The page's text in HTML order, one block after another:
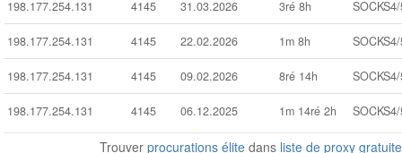
198.177.254.131 4145 31.03.2026 3ré 8h
198.177.254.131 4145 22.02.2026 1m 8h
198.177.254.131 4145 09.02.2026 8ré 14h
198.177.254.131 4145 06.12.2025 1m 14ré 2h
Trouverprocurations élite dans liste de proxy gratuite